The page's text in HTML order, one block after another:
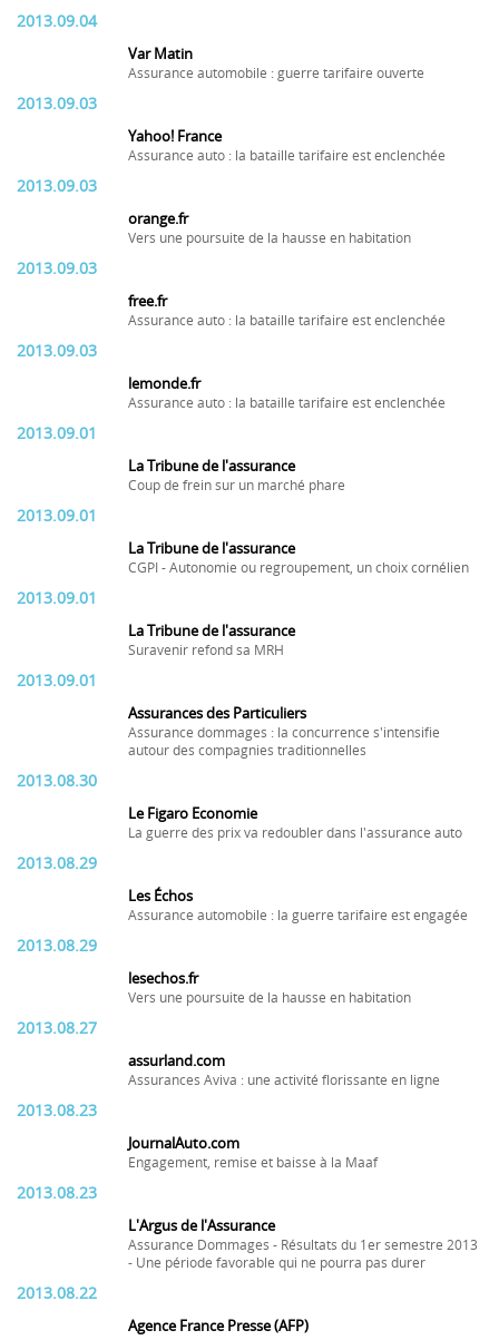
2013.09.04
Var Matin
Assurance automobile : guerre tarifaire ouverte
2013.09.03
Yahoo! France
Assurance auto : la bataille tarifaire est enclenchée
2013.09.03
orange.fr
Vers une poursuite de la hausse en habitation
2013.09.03
free.fr
Assurance auto : la bataille tarifaire est enclenchée
2013.09.03
lemonde.fr
Assurance auto : la bataille tarifaire est enclenchée
2013.09.01
La Tribune de l'assurance
Coup de frein sur un marché phare
2013.09.01
La Tribune de l'assurance
CGPI - Autonomie ou regroupement, un choix cornélien
2013.09.01
La Tribune de l'assurance
Suravenir refond sa MRH
2013.09.01
Assurances des Particuliers
Assurance dommages : la concurrence s'intensifie
autour des compagnies traditionnelles
2013.08.30
Le Figaro Economie
La guerre des prix va redoubler dans l'assurance auto
2013.08.29
Les Échos
Assurance automobile : la guerre tarifaire est engagée
2013.08.29
lesechos.fr
Vers une poursuite de la hausse en habitation
2013.08.27
assurland.com
Assurances Aviva : une activité florissante en ligne
2013.08.23
JournalAuto.com
Engagement, remise et baisse à la Maaf
2013.08.23
L'Argus de l'Assurance
Assurance Dommages - Résultats du 1er semestre 2013
- Une période favorable qui ne pourra pas durer
2013.08.22
Agence France Presse (AFP)